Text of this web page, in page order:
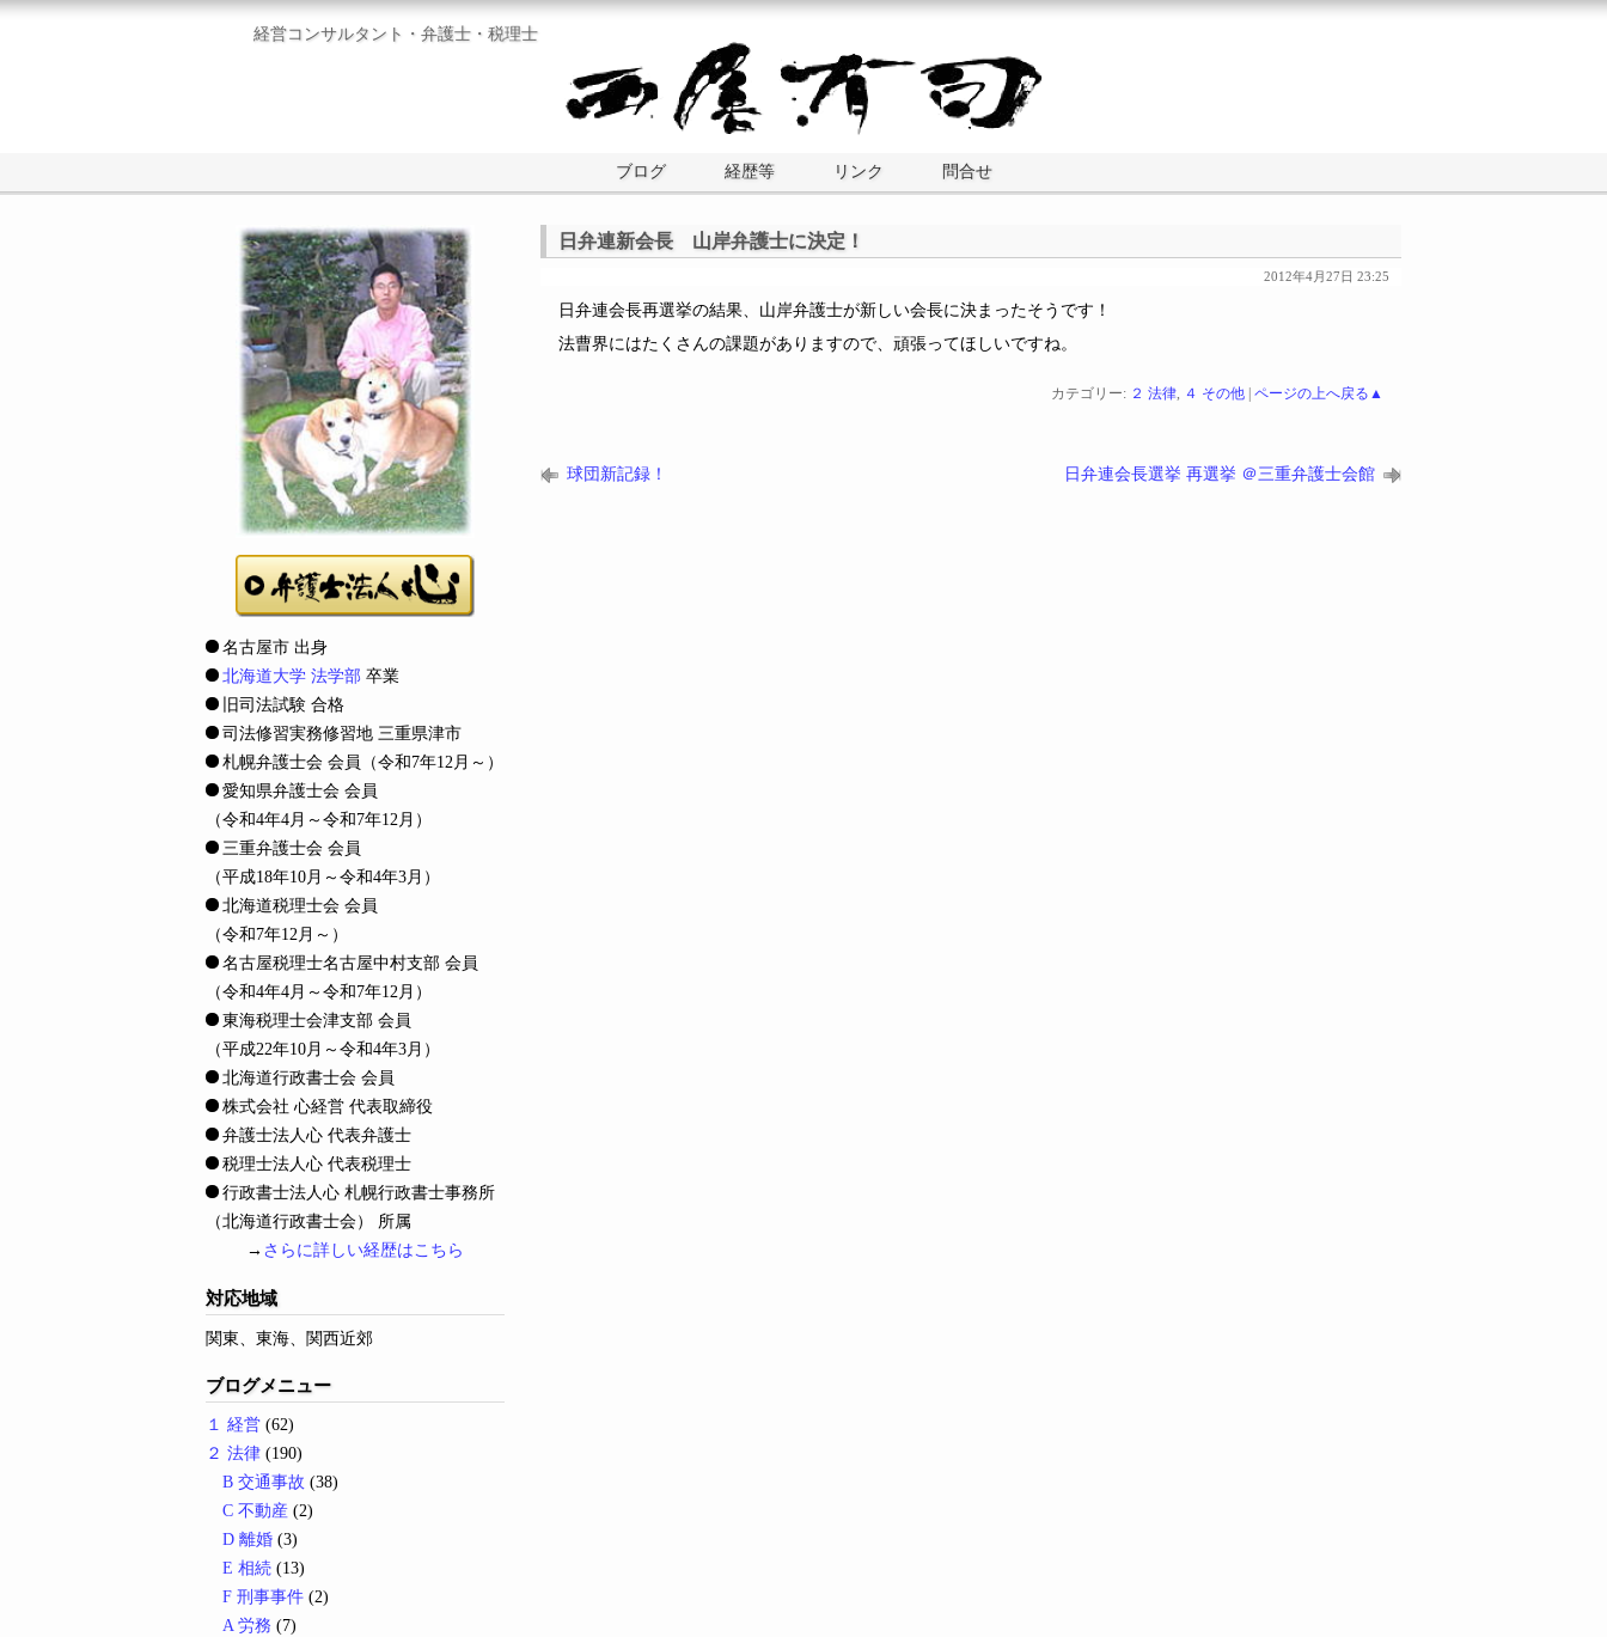
経営コンサルタント・弁護士・税理士
ブログ 経歴等 リンク 問合せ
日弁連新会長 山岸弁護士に決定！
2012年4月27日 23:25
日弁連会長再選挙の結果、山岸弁護士が新しい会長に決まったそうです！
法曹界にはたくさんの課題がありますので、頑張ってほしいですね。
カテゴリー: ２ 法律, ４ その他 ページの上へ戻る▲
球団新記録！ 日弁連会長選挙 再選挙 ＠三重弁護士会館
名古屋市 出身
北海道大学 法学部 卒業
旧司法試験 合格
司法修習実務修習地 三重県津市
札幌弁護士会 会員
（令和7年12月～）
愛知県弁護士会 会員
（令和4年4月～令和7年12月）
三重弁護士会 会員
（平成18年10月～令和4年3月）
北海道税理士会 会員
（令和7年12月～）
名古屋税理士名古屋中村支部 会員
（令和4年4月～令和7年12月）
東海税理士会津支部 会員
（平成22年10月～令和4年3月）
北海道行政書士会 会員
株式会社 心経営 代表取締役
弁護士法人心 代表弁護士
税理士法人心 代表税理士
行政書士法人心 札幌行政書士事務所
（北海道行政書士会） 所属
→ さらに詳しい経歴はこちら
対応地域
関東、東海、関西近郊
ブログメニュー
１ 経営 (62)
２ 法律 (190)
B 交通事故 (38)
C 不動産 (2)
D 離婚 (3)
E 相続 (13)
F 刑事事件 (2)
A 労務 (7)